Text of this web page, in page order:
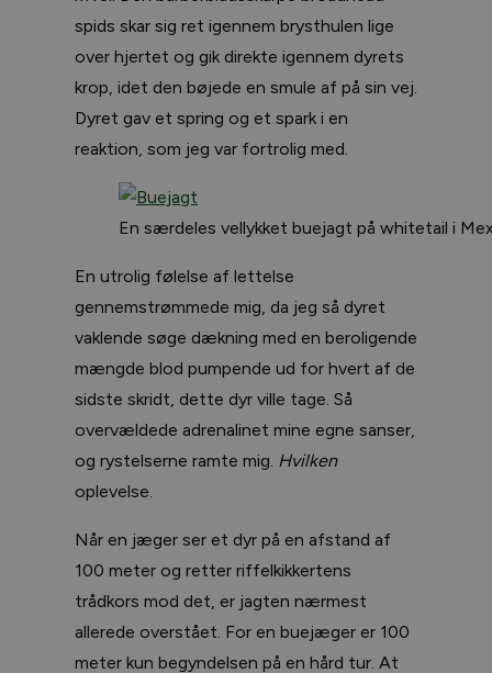
spids skar sig ret igennem brysthulen lige
over hjertet og gik direkte igennem dyrets
krop, idet den bøjede en smule af på sin vej.
Dyret gav et spring og et spark i en
reaktion, som jeg var fortrolig med.
En særdeles vellykket buejagt på whitetail i
En utrolig følelse af lettelse
gennemstrømmede mig, da jeg så dyret
vaklende søge dækning med en beroligende
mængde blod pumpende ud for hvert af de
sidste skridt, dette dyr ville tage. Så
overvældede adrenalinet mine egne sanser,
og rystelserne ramte mig. Hvilken
oplevelse.
Når en jæger ser et dyr på en afstand af
100 meter og retter riffelkikkertens
trådkors mod det, er jagten nærmest
allerede overstået. For en buejæger er 100
meter kun begyndelsen på en hård tur. At